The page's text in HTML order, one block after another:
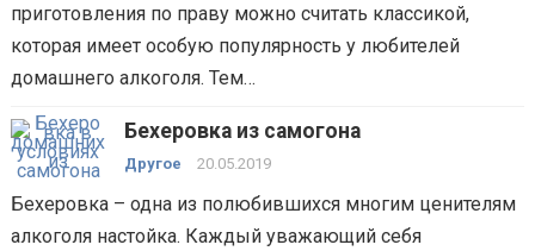
приготовления по праву можно считать классикой,
которая имеет особую популярность у любителей
домашнего алкоголя. Тем…
Бехеровка из самогона
Другое 20.05.2019
Бехеровка – одна из полюбившихся многим ценителям
алкоголя настойка. Каждый уважающий себя